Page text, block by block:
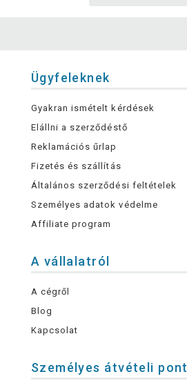
Ügyfeleknek
Gyakran ismételt kérdések
Elállni a szerződéstő
Reklamációs űrlap
Fizetés és szállítás
Általános szerződési feltételek
Személyes adatok védelme
Affiliate program
A vállalatról
A cégről
Blog
Kapcsolat
Személyes átvételi pont